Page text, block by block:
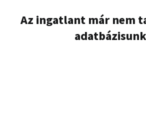
Az ingatlant már nem